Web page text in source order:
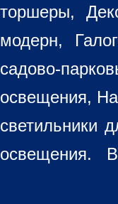
торшеры,
модерн,
садово-
освещения,
светильники
освещения.